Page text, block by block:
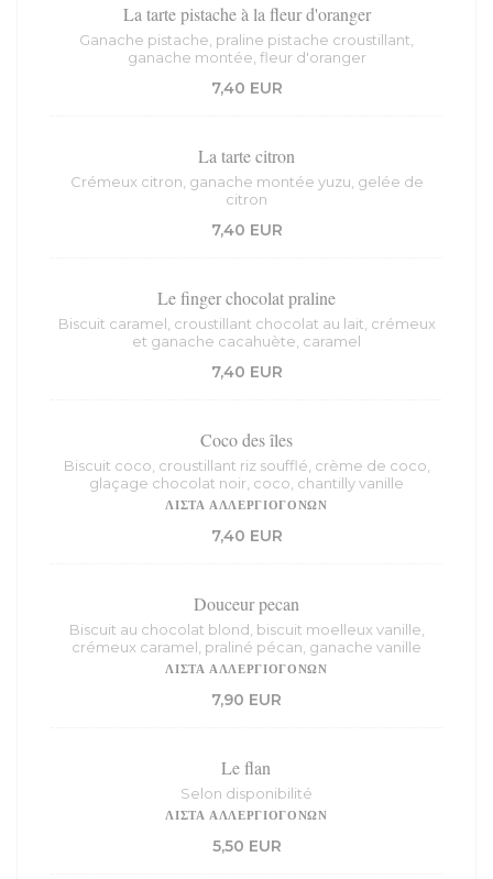
La tarte pistache à la fleur d'oranger
Ganache pistache, praline pistache croustillant,
ganache montée, fleur d'oranger
7,40 EUR
La tarte citron
Crémeux citron, ganache montée yuzu, gelée de
citron
7,40 EUR
Le finger chocolat praline
Biscuit caramel, croustillant chocolat au lait, crémeux
et ganache cacahuète, caramel
7,40 EUR
Coco des îles
Biscuit coco, croustillant riz soufflé, crème de coco,
glaçage chocolat noir, coco, chantilly vanille
ΛΊΣΤΑ ΑΛΛΕΡΓΙΟΓΌΝΩΝ
7,40 EUR
Douceur pecan
Biscuit au chocolat blond, biscuit moelleux vanille,
crémeux caramel, praliné pécan, ganache vanille
ΛΊΣΤΑ ΑΛΛΕΡΓΙΟΓΌΝΩΝ
7,90 EUR
Le flan
Selon disponibilité
ΛΊΣΤΑ ΑΛΛΕΡΓΙΟΓΌΝΩΝ
5,50 EUR